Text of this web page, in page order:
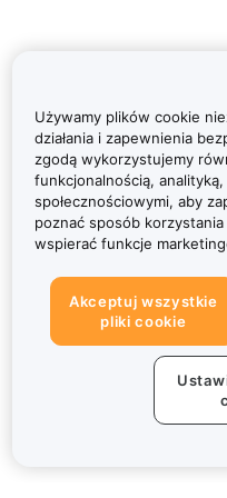
Używamy plików cookie
działania i zapewnienia
zgodą wykorzystujemy
funkcjonalnością,
społecznościowymi, aby
poznać sposób
wspierać funkcje
Akceptuj wszystkie
pliki cookie